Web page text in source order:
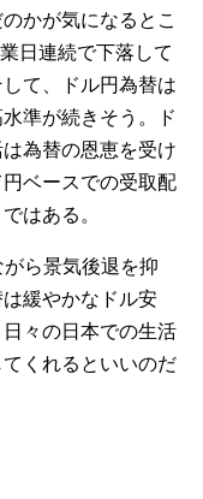
かが気になるとこ
日連続で下落して
て、ドル円為替は
準が続きそう。ド
為替の恩恵を受け
ベースでの受取配
はある。
ら景気後退を抑
緩やかなドル安
日々の日本での生活
くれるといいのだ